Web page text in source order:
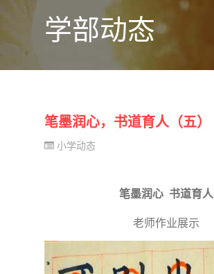
学部动态
笔墨润心，书道育人（五）
小学动态
笔墨润心 书道育人
老师作业展示